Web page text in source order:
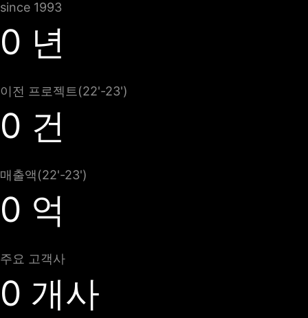
since 1993
0 년
이전 프로젝트(22'-23')
0 건
매출액(22'-23')
0 억
주요 고객사
0 개사